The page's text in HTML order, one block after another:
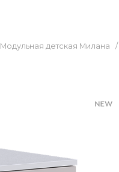
Модульная детская Милана /